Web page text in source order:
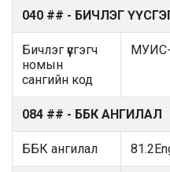
040 ## - БИЧЛЭГ
Бичлэг үүсгэгч
номын
сангийн код
084 ## - ББК АНГИЛАЛ
ББК ангилал